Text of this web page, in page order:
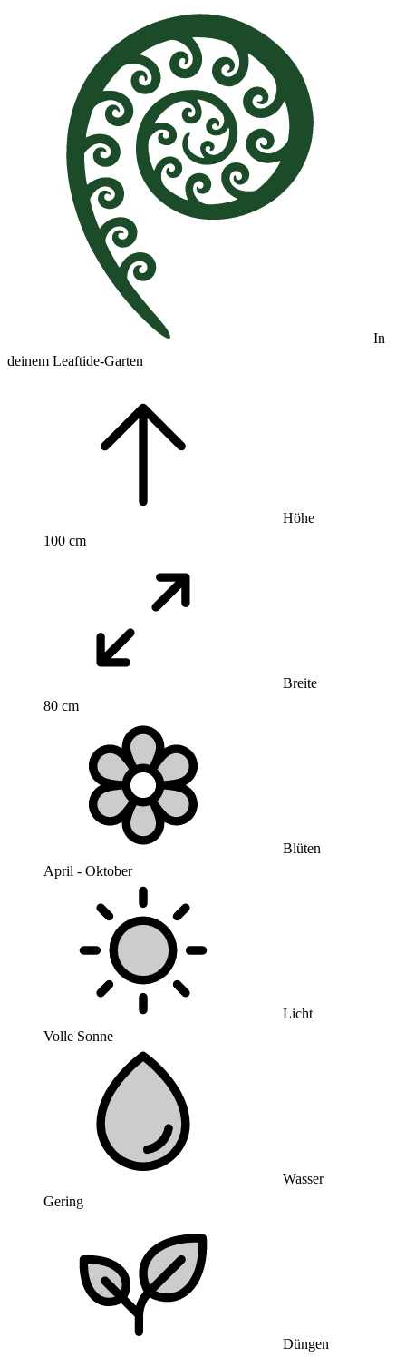
In
deinem Leaftide-Garten
Höhe
100 cm
Breite
80 cm
Blüten
April - Oktober
Licht
Volle Sonne
Wasser
Gering
Düngen